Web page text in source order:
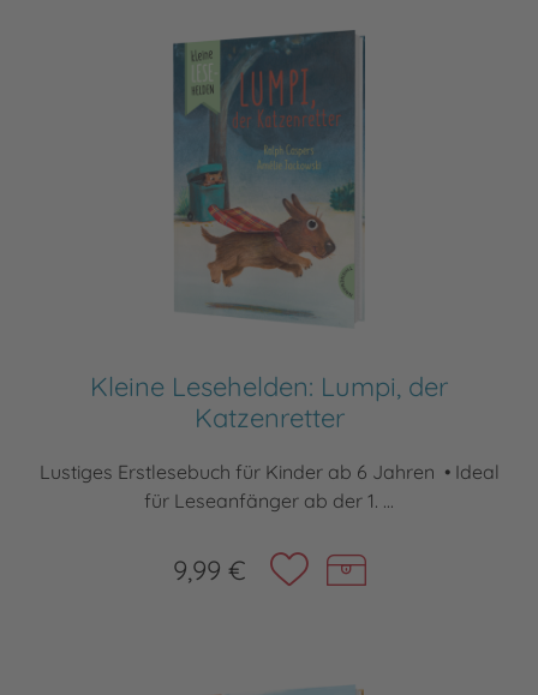
Kleine Lesehelden: Lumpi, der
Katzenretter
Lustiges Erstlesebuch für Kinder ab 6 Jahren • Ideal
für Leseanfänger ab der 1. ...
9,99 €